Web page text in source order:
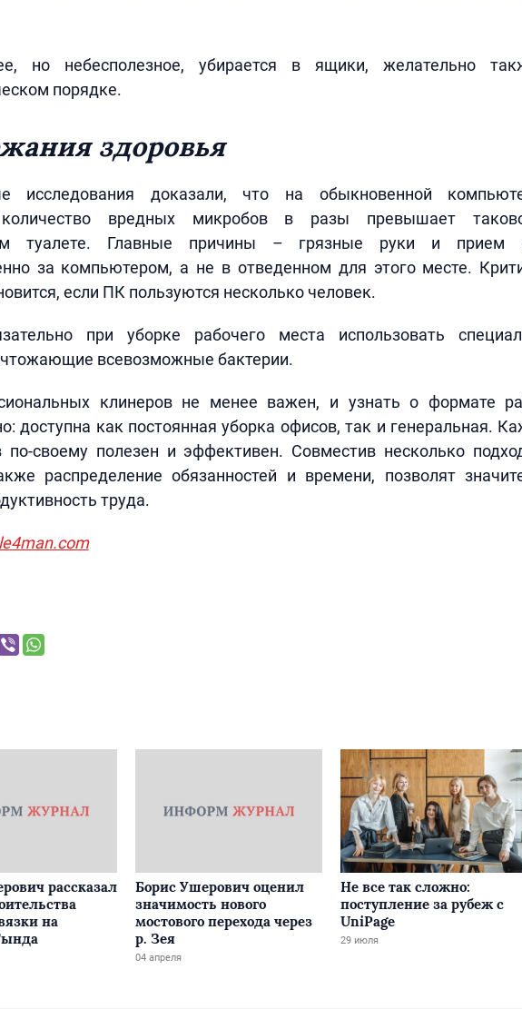
но небесполезное, убирается в ящики, желательно
порядке.
здоровья
исследования доказали, что на обыкновенной
количество вредных микробов в разы превышает
туалете. Главные причины – грязные руки и прием
за компьютером, а не в отведенном для этого месте.
если ПК пользуются несколько человек.
при уборке рабочего места использовать
всевозможные бактерии.
клинеров не менее важен, и узнать о формате
доступна как постоянная уборка офисов, так и генеральная.
по-своему полезен и эффективен. Совместив несколько
распределение обязанностей и времени, позволят
труда.
рассказал
на
Борис Ушерович оценил
значимость нового
мостового перехода через
р. Зея
04 апреля
Не все так сложно:
поступление за рубеж с
UniPage
29 июля